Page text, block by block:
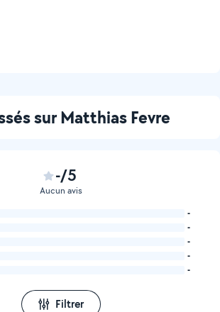
sur Matthias Fevre
-/5
Aucun avis
-
-
-
-
-
Filtrer